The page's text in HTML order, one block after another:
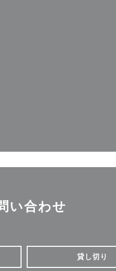
い合わせ
貸し切り